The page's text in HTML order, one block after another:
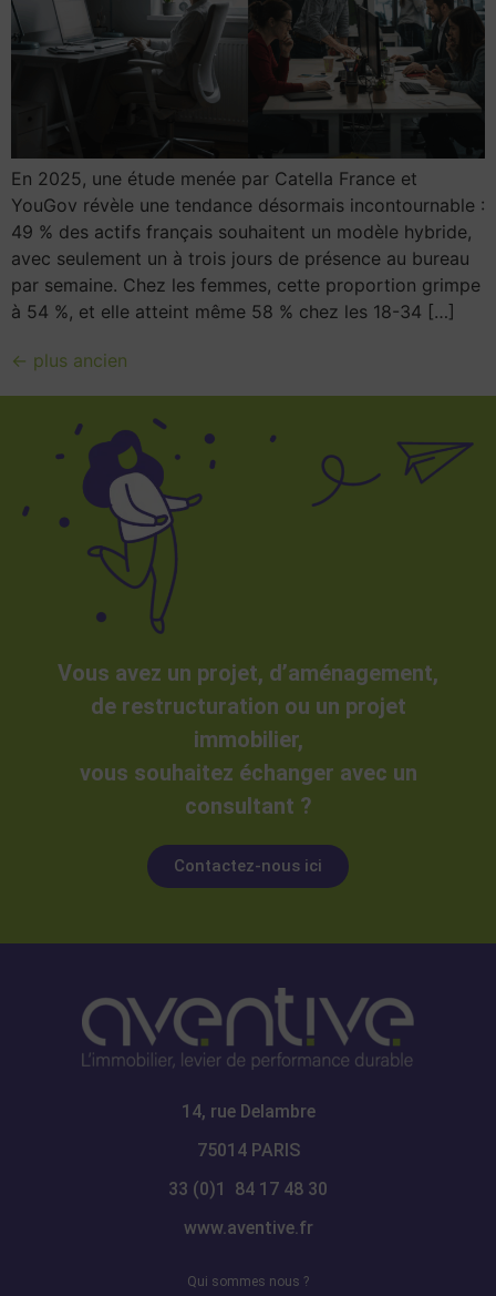
En 2025, une étude menée par Catella France et
YouGov révèle une tendance désormais incontournable :
49 % des actifs français souhaitent un modèle hybride,
avec seulement un à trois jours de présence au bureau
par semaine. Chez les femmes, cette proportion grimpe
à 54 %, et elle atteint même 58 % chez les 18-34 […]
← plus ancien
Vous avez un projet, d’aménagement,
de restructuration ou un projet
immobilier,
vous souhaitez échanger avec un
consultant ?
Contactez-nous ici
14, rue Delambre
75014 PARIS
33 (0)1 84 17 48 30
www.aventive.fr
Qui sommes nous ?